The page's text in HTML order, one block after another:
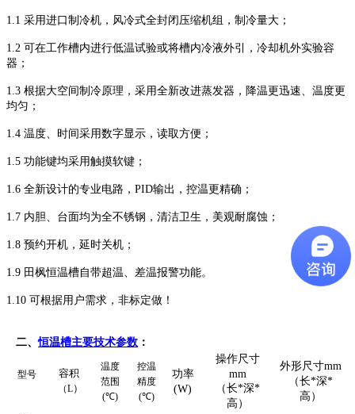
1.1 采用进口制冷机，风冷式全封闭压缩机组，制冷量大；
1.2 可在工作槽内进行低温试验或将槽内冷液外引，冷却机外实验容
器；
1.3 根据大空间制冷原理，采用全新改进蒸发器，降温更迅速、温度更
均匀；
1.4 温度、时间采用数字显示，读取方便；
1.5 功能键均采用触摸软键；
1.6 全新设计的专业电路，PID输出，控温更精确；
1.7 内胆、台面均为全不锈钢，清洁卫生，美观耐腐蚀；
1.8 预约开机，延时关机；
1.9 田枫恒温槽自带超温、差温报警功能。
1.10 可根据用户需求，非标定做！
二、恒温槽主要技术参数 ：
型号 容积
（L）
温度
范围
(℃)
控温
精度
(℃)
功率
(W)
操作尺寸
mm
（长*深*
高）
外形尺寸mm
（长*深*
高）